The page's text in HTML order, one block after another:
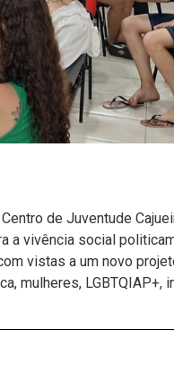
de Juventude
a vivência social
vistas a um novo
mulheres, LGBTQIAP+,